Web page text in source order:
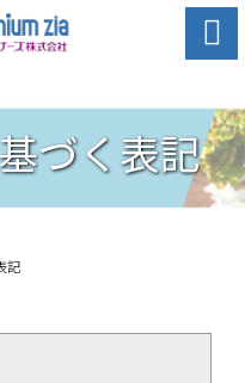

づく表記
記